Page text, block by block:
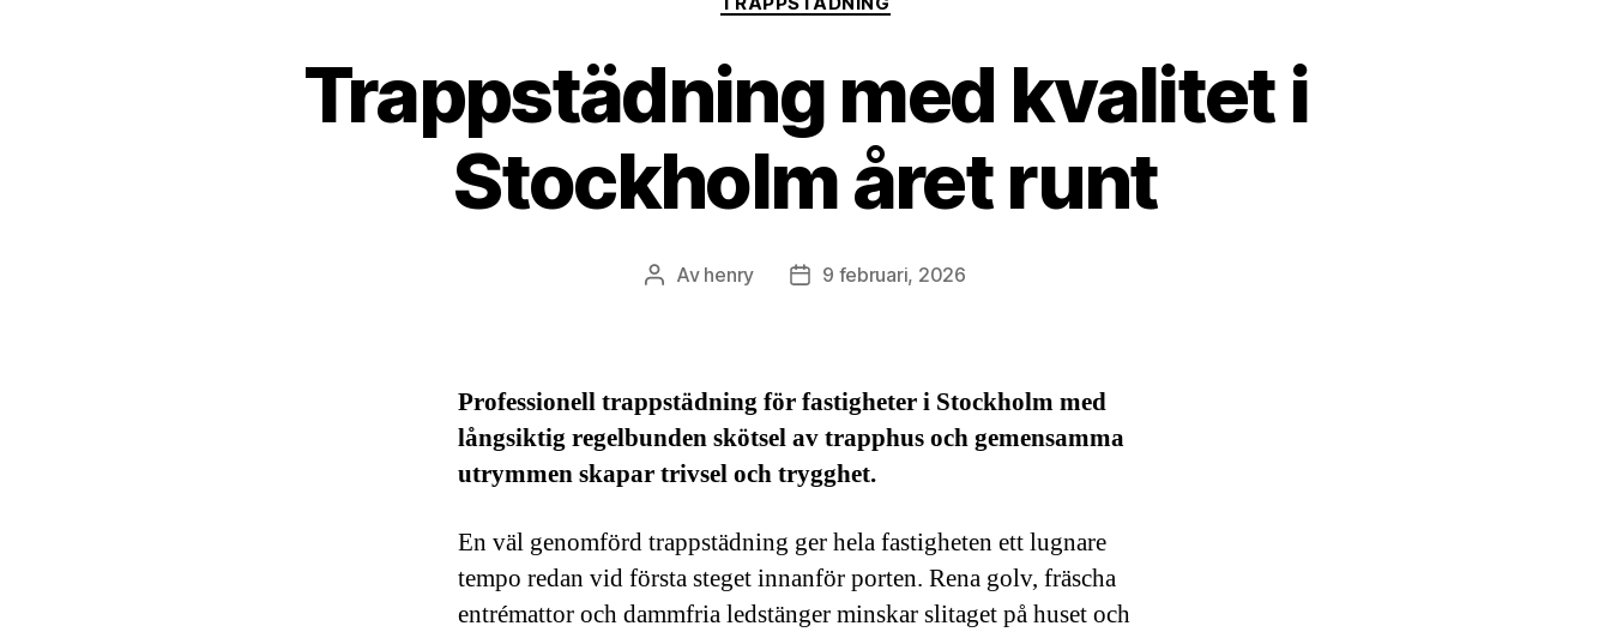
Trappstädning med kvalitet i
Stockholm året runt
Inläggsförfattare
Av henry Inläggsdatum
9 februari, 2026
Professionell trappstädning för fastigheter i Stockholm med
långsiktig regelbunden skötsel av trapphus och gemensamma
utrymmen skapar trivsel och trygghet.
En väl genomförd trappstädning ger hela fastigheten ett lugnare
tempo redan vid första steget innanför porten. Rena golv, fräscha
entrémattor och dammfria ledstänger minskar slitaget på huset och